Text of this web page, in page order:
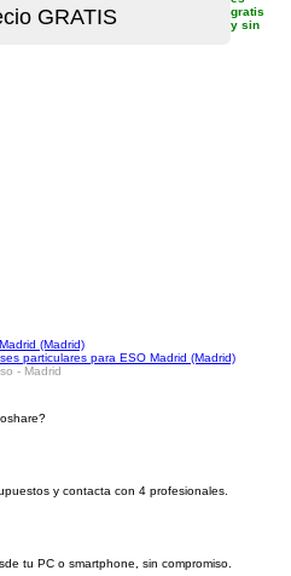
gratis
y sin
Madrid (Madrid)
particulares para ESO Madrid (Madrid)
- Madrid
y contacta con 4 profesionales.
tu PC o smartphone, sin compromiso.